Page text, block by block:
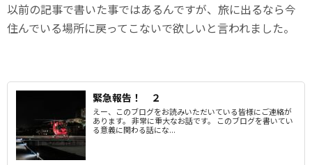
以前の記事で書いた事ではあるんですが、旅に出るなら今
住んでいる場所に戻ってこないで欲しいと言われました。
緊急報告！ ２
えー、このブログをお読みいただいている皆様にご連絡が
あります。 非常に重大なお話です。 このブログを書いてい
る意義に関わる話にな...